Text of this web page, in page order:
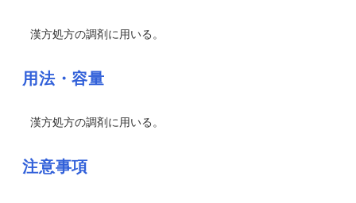
漢方処方の調剤に用いる。
用法・容量
漢方処方の調剤に用いる。
注意事項